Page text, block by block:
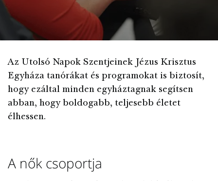
Az Utolsó Napok Szentjeinek Jézus Krisztus
Egyháza tanórákat és programokat is biztosít,
hogy ezáltal minden egyháztagnak segítsen
abban, hogy boldogabb, teljesebb életet
élhessen.
A nők csoportja